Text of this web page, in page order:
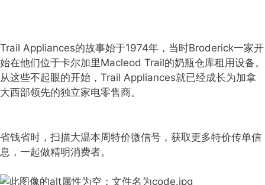
Trail Appliances的故事始于1974年，当时Broderick一家开
始在他们位于卡尔加里Macleod Trail的奶瓶仓库租用设备。
从这些不起眼的开始，Trail Appliances就已经成长为加拿
大西部领先的独立家电零售商。
省钱省时，扫描大温本周特价微信号，获取更多特价传单信
息，一起做精明消费者。